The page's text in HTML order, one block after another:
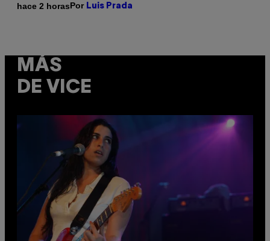
hace 2 horasPor Luis Prada
MÁS
DE VICE